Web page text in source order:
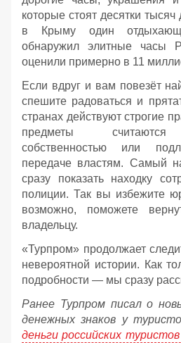
которые стоят десятки
в Крыму один
обнаружил элитные часы
оценили примерно в 11
Если вдруг и вам повезёт
спешите радоваться и
странах действуют строгие
предметы считаются
собственностью или
передаче властям. Самый
сразу показать находку
полиции. Так вы избежите
возможно, поможете
владельцу.
«Турпром» продолжает
невероятной истории. Как
подробности — мы сразу
Ранее Турпром писал о
денежных знаков у
деньги российских